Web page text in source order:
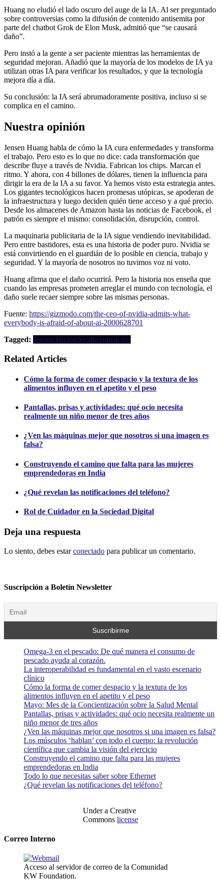
Huang no eludió el lado oscuro del auge de la IA. Al ser preguntado
sobre controversias como la difusión de contenido antisemita por
parte del chatbot Grok de Elon Musk, admitió que “se causará
daño”.
Pero instó a la gente a ser paciente mientras las herramientas de
seguridad mejoran. Añadió que la mayoría de los modelos de IA ya
utilizan otras IA para verificar los resultados, y que la tecnología
mejora día a día.
Su conclusión: la IA será abrumadoramente positiva, incluso si se
complica en el camino.
Nuestra opinión
Jensen Huang habla de cómo la IA cura enfermedades y transforma
el trabajo. Pero esto es lo que no dice: cada transformación que
describe fluye a través de Nvidia. Fabrican los chips. Marcan el
ritmo. Y ahora, con 4 billones de dólares, tienen la influencia para
dirigir la era de la IA a su favor. Ya hemos visto esta estrategia antes.
Los gigantes tecnológicos hacen promesas utópicas, se apoderan de
la infraestructura y luego deciden quién tiene acceso y a qué precio.
Desde los almacenes de Amazon hasta las noticias de Facebook, el
patrón es siempre el mismo: consolidación, disrupción, control.
La maquinaria publicitaria de la IA sigue vendiendo inevitabilidad.
Pero entre bastidores, esta es una historia de poder puro. Nvidia se
está convirtiendo en el guardián de lo posible en ciencia, trabajo y
seguridad. Y la mayoría de nosotros no tuvimos voz ni voto.
Huang afirma que el daño ocurrirá. Pero la historia nos enseña que
cuando las empresas prometen arreglar el mundo con tecnología, el
daño suele recaer siempre sobre las mismas personas.
Fuente: https://gizmodo.com/the-ceo-of-nvidia-admits-what-
everybody-is-afraid-of-about-ai-2000628701
Tagged: Jensen HuangNvidiaTransición
Related Articles
Cómo la forma de comer despacio y la textura de los
alimentos influyen en el apetito y el peso
Pantallas, prisas y actividades: qué ocio necesita
realmente un niño menor de tres años
¿Ven las máquinas mejor que nosotros si una imagen es
falsa?
Construyendo el camino que falta para las mujeres
emprendedoras en India
¿Qué revelan las notificaciones del teléfono?
Rol de Cuidador en la Sociedad Digital
Deja una respuesta
Lo siento, debes estarconectado para publicar un comentario.
Suscripción a Boletín Newsletter
Omega-3 en el pescado: De qué manera el consumo de
pescado ayuda al corazón.
La interoperabilidad es fundamental en el vasto escenario
clínico
Cómo la forma de comer despacio y la textura de los
alimentos influyen en el apetito y el peso
Mayo: Mes de la Concientización sobre la Salud Mental
Pantallas, prisas y actividades: qué ocio necesita realmente un
niño menor de tres años
¿Ven las máquinas mejor que nosotros si una imagen es falsa?
Los músculos ‘hablan’ con todo el cuerpo: la revolución
científica que cambia la visión del ejercicio
Construyendo el camino que falta para las mujeres
emprendedoras en India
Todo lo que necesitas saber sobre Ethernet
¿Qué revelan las notificaciones del teléfono?
Under a Creative
Commons license
Correo Interno
Acceso al servidor de correo de la Comunidad
KW Foundation.